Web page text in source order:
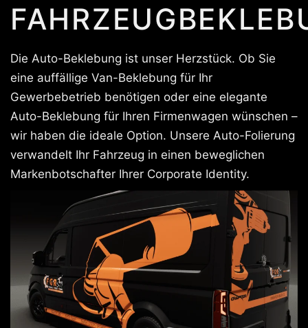
Die Auto-Beklebung ist unser Herzstück. Ob Sie
eine auffällige Van-Beklebung für Ihr
Gewerbebetrieb benötigen oder eine elegante
Auto-Beklebung für Ihren Firmenwagen wünschen –
wir haben die ideale Option. Unsere Auto-Folierung
verwandelt Ihr Fahrzeug in einen beweglichen
Markenbotschafter Ihrer Corporate Identity.